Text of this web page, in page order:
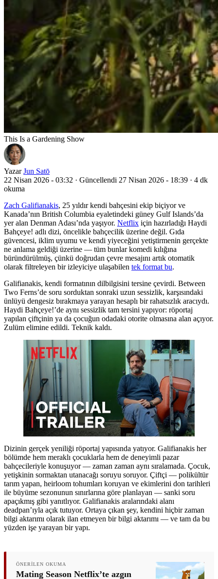
This Is a Gardening Show
Yazar Jun Satō
22 Nisan 2026 - 03:32 · Güncellendi 27 Nisan 2026 - 18:39 · 4 dk
okuma
Zach Galifianakis, 25 yıldır kendi bahçesini ekip biçiyor ve
Kanada’nın British Columbia eyaletindeki güney Gulf Islands’da
yer alan Denman Adası’nda yaşıyor. Netflix için hazırladığı Haydi
Bahçeye! adlı dizi, öncelikle bahçecilik üzerine değil. Gıda
güvencesi, iklim uyumu ve kendi yiyeceğini yetiştirmenin gerçekte
ne anlama geldiği üzerine — tüm bunlar komedi kılığına
büründürülmüş, çünkü doğrudan çevre mesajını artık otomatik
olarak filtreleyen bir izleyiciye ulaşabilen tek format bu.
Galifianakis, kendi formatının dilbilgisini tersine çevirdi. Between
Two Ferns’de soru sorduktan sonraki uzun sessizlik, karşısındaki
ünlüyü dengesiz bırakmaya yarayan hesaplı bir rahatsızlık aracıydı.
Haydi Bahçeye!’de aynı sessizlik tam tersini yapıyor: röportaj
yapılan çiftçinin ya da çocuğun odadaki otorite olmasına alan açıyor.
Zulüm elimine edildi. Teknik kaldı.
Dizinin gerçek yeniliği röportaj yapısında yatıyor. Galifianakis her
bölümde hem meraklı çocuklarla hem de deneyimli pazar
bahçecileriyle konuşuyor — zaman zaman aynı sıralamada. Çocuk,
yetişkinin sormaktan utanacağı soruyu soruyor. Çiftçi — polikültür
tarım yapan, heirloom tohumları koruyan ve ekimlerini don tarihleri
ile büyüme sezonunun sınırlarına göre planlayan — sanki soru
apaçıkmış gibi yanıtlıyor. Galifianakis aralarındaki alanı
deadpan’ıyla açık tutuyor. Ortaya çıkan şey, kendini hiçbir zaman
bilgi aktarımı olarak ilan etmeyen bir bilgi aktarımı — ve tam da bu
yüzden işe yarayan bir yapı.
ÖNERILEN OKUMA
Mating Season Netflix’te azgın